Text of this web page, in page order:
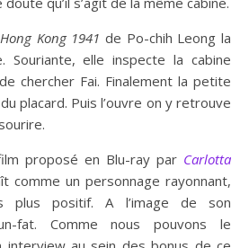
Hong Kong 1941 de Po-chih Leong la
Souriante, elle inspecte la cabine
chercher Fai. Finalement la petite
placard. Puis l’ouvre on y retrouve
proposé en Blu-ray par Carlotta
comme un personnage rayonnant,
plus positif. A l’image de son
fat. Comme nous pouvons le